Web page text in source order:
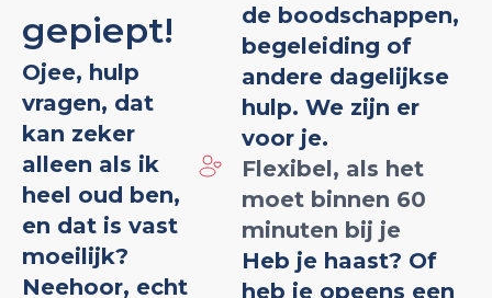
gepiept!
Ojee, hulp
vragen, dat
kan zeker
alleen als ik
heel oud ben,
en dat is vast
moeilijk?
Neehoor, echt
de boodschappen,
begeleiding of
andere dagelijkse
hulp. We zijn er
voor je.
Flexibel, als het
moet binnen 60
minuten bij je
Heb je haast? Of
heb je opeens een